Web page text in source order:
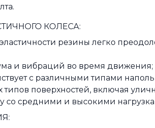
КОЛЕСА:
резины легко
и вибраций во время движения;
с различными типами
поверхностей, включая
со средними и высокими